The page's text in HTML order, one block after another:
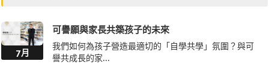
7月
可譽願與家長共築孩子的未來
我們如何為孩子營造最適切的「自學共學」氛圍？與可
譽共成長的家...